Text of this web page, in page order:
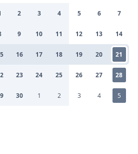
2 3 4 5 6 7
9 10 11 12 13 14
16 17 18 19 20 21
23 24 25 26 27 28
30 1 2 3 4 5